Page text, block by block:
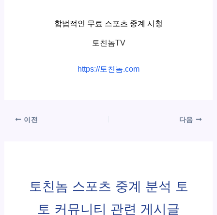
합법적인 무료 스포츠 중계 시청
토친놈TV
https://토친놈.com
이전 다음
토친놈 스포츠 중계 분석 토
토 커뮤니티 관련 게시글